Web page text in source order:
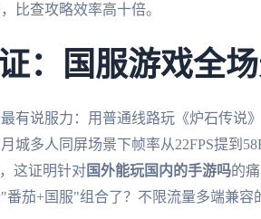
比查攻略效率高十倍。
：国服游戏全
有说服力：用普通线路玩《炉石传说
月城多人同屏场景下帧率从22FPS提到
这证明针对国外能玩国内的手游吗的
番茄+国服"组合了？不限流量多端兼容